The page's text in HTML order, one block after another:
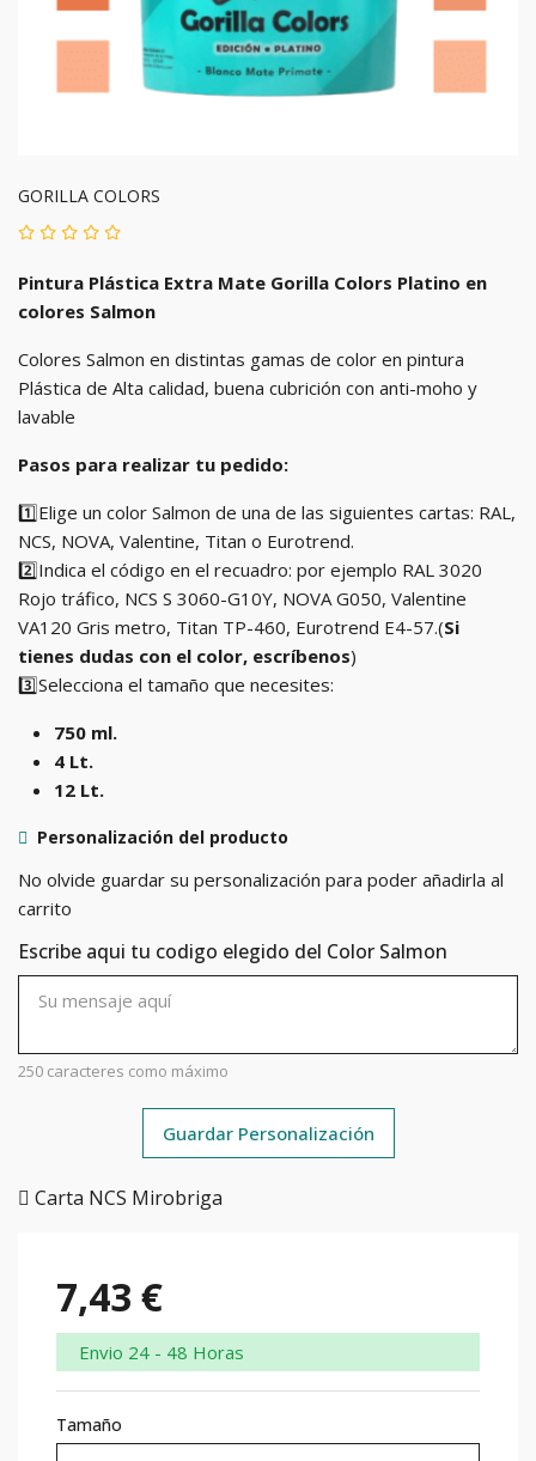
GORILLA COLORS
Pintura Plástica Extra Mate Gorilla Colors Platino en
colores Salmon
Colores Salmon en distintas gamas de color en pintura
Plástica de Alta calidad, buena cubrición con anti-moho y
lavable
Pasos para realizar tu pedido:
1️⃣Elige un color Salmon de una de las siguientes cartas: RAL,
NCS, NOVA, Valentine, Titan o Eurotrend.
2️⃣Indica el código en el recuadro: por ejemplo RAL 3020
Rojo tráfico, NCS S 3060-G10Y, NOVA G050, Valentine
VA120 Gris metro, Titan TP-460, Eurotrend E4-57.(Si
tienes dudas con el color, escríbenos)
3️⃣Selecciona el tamaño que necesites:
750 ml.
4 Lt.
12 Lt.
Personalización del producto
No olvide guardar su personalización para poder añadirla al
carrito
Escribe aqui tu codigo elegido del Color Salmon
250 caracteres como máximo
Guardar Personalización
Carta NCS Mirobriga
7,43 €
Envio 24 - 48 Horas
Tamaño